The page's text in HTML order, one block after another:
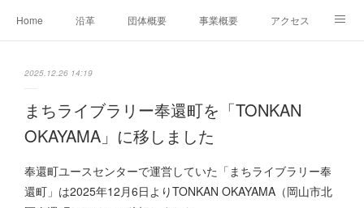
Home 沿革 団体概要 事業概要 アクセス
2025.12.26 14:19
まちライブラリー奉還町を「TONKAN
OKAYAMA」に移しました
奉還町ユースセンターで運営していた「まちライブラリー奉
還町」は2025年12月6日よりTONKAN OKAYAMA（岡山市北